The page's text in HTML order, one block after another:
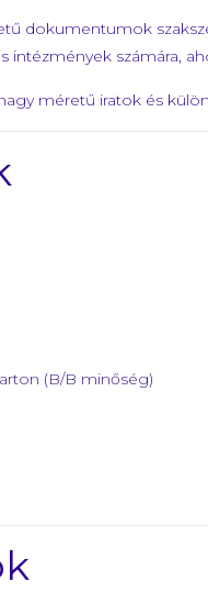
dokumentumok
számára,
méretű iratok és
(B/B minőség)